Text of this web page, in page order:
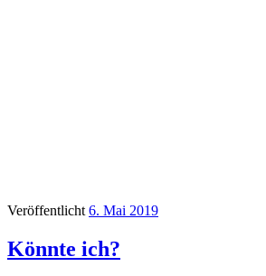
Veröffentlicht6. Mai 2019
Könnte ich?